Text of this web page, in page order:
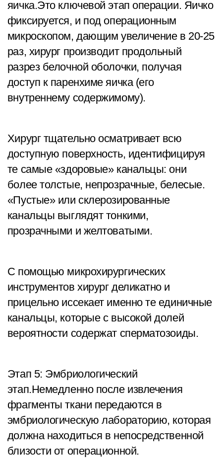
яичка.Это ключевой этап операции. Яичко
фиксируется, и под операционным
микроскопом, дающим увеличение в 20-25
раз, хирург производит продольный
разрез белочной оболочки, получая
доступ к паренхиме яичка (его
внутреннему содержимому).
Хирург тщательно осматривает всю
доступную поверхность, идентифицируя
те самые «здоровые» канальцы: они
более толстые, непрозрачные, белесые.
«Пустые» или склерозированные
канальцы выглядят тонкими,
прозрачными и желтоватыми.
С помощью микрохирургических
инструментов хирург деликатно и
прицельно иссекает именно те единичные
канальцы, которые с высокой долей
вероятности содержат сперматозоиды.
Этап 5: Эмбриологический
этап.Немедленно после извлечения
фрагменты ткани передаются в
эмбриологическую лабораторию, которая
должна находиться в непосредственной
близости от операционной.